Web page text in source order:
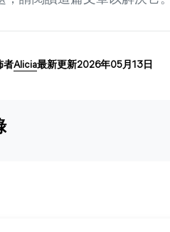
者Alicia最新更新2026年05月13日